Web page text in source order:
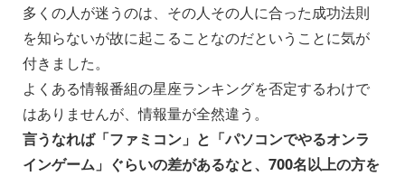
多くの人が迷うのは、その人その人に合った成功法則
を知らないが故に起こることなのだということに気が
付きました。
よくある情報番組の星座ランキングを否定するわけで
はありませんが、情報量が全然違う。
言うなれば「ファミコン」と「パソコンでやるオンラ
インゲーム」ぐらいの差があるなと、700名以上の方を